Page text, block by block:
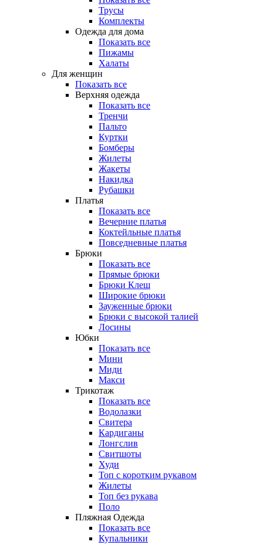
Трусы
Комплекты
Одежда для дома
Показать все
Пижамы
Халаты
Для женщин
Показать все
Верхняя одежда
Показать все
Тренчи
Пальто
Куртки
Бомберы
Жилеты
Жакеты
Накидка
Рубашки
Платья
Показать все
Вечерние платья
Коктейльные платья
Повседневные платья
Брюки
Показать все
Прямые брюки
Брюки Клеш
Широкие брюки
Зауженные брюки
Брюки с высокой талией
Лосины
Юбки
Показать все
Мини
Миди
Макси
Трикотаж
Показать все
Водолазки
Свитера
Кардиганы
Лонгслив
Свитшоты
Худи
Топ с коротким рукавом
Жилеты
Топ без рукава
Поло
Пляжная Одежда
Показать все
Купальники